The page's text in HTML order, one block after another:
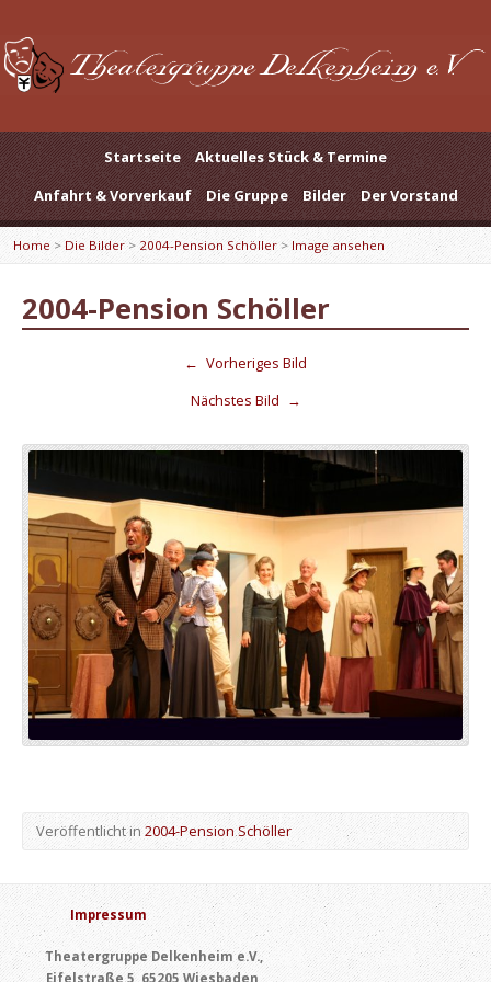
Startseite
Aktuelles Stück & Termine
Anfahrt & Vorverkauf
Die Gruppe Bilder Der Vorstand
Home > Die Bilder> 2004-Pension Schöller > Image ansehen
2004-Pension Schöller
← Vorheriges Bild
Nächstes Bild →
Veröffentlicht in2004-Pension Schöller
Impressum
Theatergruppe Delkenheim e.V.,
Eifelstraße 5, 65205 Wiesbaden,